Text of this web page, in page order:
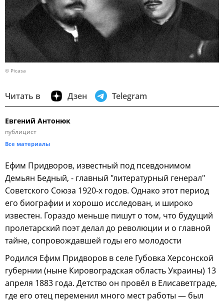
© Picasa
Читать в Дзен Telegram
Евгений Антонюк
публицист
Все материалы
Ефим Придворов, известный под псевдонимом
Демьян Бедный, - главный "литературный генерал"
Советского Союза 1920-х годов. Однако этот период
его биографии и хорошо исследован, и широко
известен. Гораздо меньше пишут о том, что будущий
пролетарский поэт делал до революции и о главной
тайне, сопровождавшей годы его молодости
Родился Ефим Придворов в селе Губовка Херсонской
губернии (ныне Кировоградская область Украины) 13
апреля 1883 года. Детство он провёл в Елисаветграде,
где его отец переменил много мест работы — был